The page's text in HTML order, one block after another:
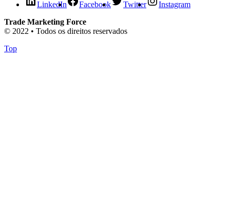
LinkedIn Facebook Twitter
Instagram
Trade Marketing Force
© 2022 • Todos os direitos reservados
Top